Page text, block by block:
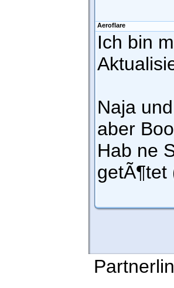
Aeroflare
Ich bin
Naja
aber
Hab ne